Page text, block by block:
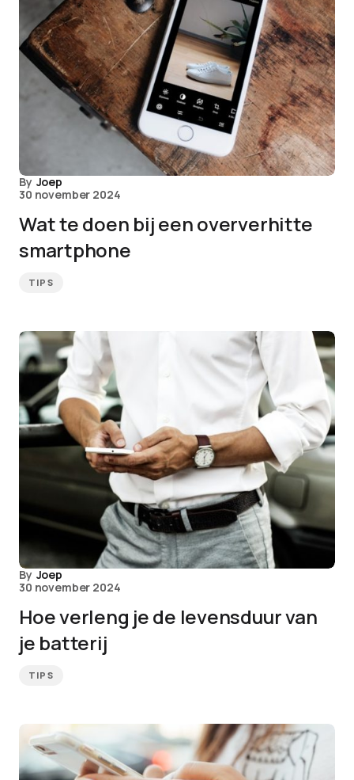
By Joep
30 november 2024
Wat te doen bij een oververhitte
smartphone
TIPS
By Joep
30 november 2024
Hoe verleng je de levensduur van
je batterij
TIPS